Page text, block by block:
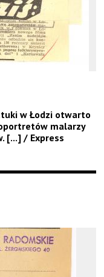
w Łodzi otwarto
malarzy
[...] / Express